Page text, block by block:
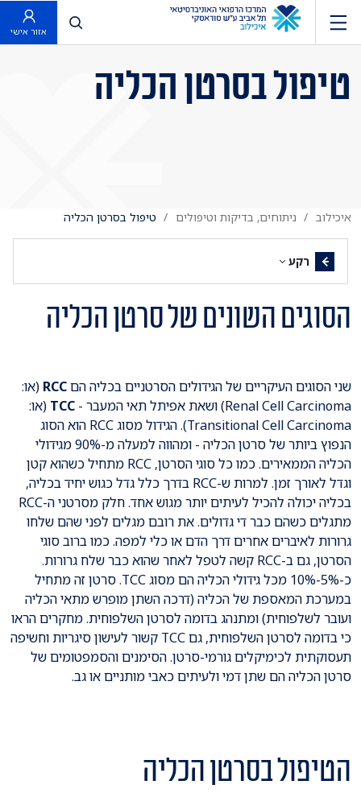
פתח חיפוש
אזור אישי
טיפול בסרטן הכליה
איכילוב ניתוחים, בדיקות וטיפולים טיפול בסרטן הכליה
רקע
הסוגים השונים של סרטן הכליה
שני הסוגים העיקריים של הגידולים הסרטניים בכליה הםRCC (או:
Renal Cell Carcinoma) ושאת אפיתל תאי המעבר -
TCC (או:
Transitional Cell Carcinoma). הגידול מסוג RCC הוא הסוג
הנפוץ ביותר של סרטן הכליה - ומהווה למעלה מ-90% מגידולי
הכליה הממאירים. כמו כל סוגי הסרטן, RCC מתחיל כשהוא קטן
וגדל לאורך זמן. למרות ש-RCC בדרך כלל גדל כגוש יחיד בכליה,
בכליה יכולה להכיל לעיתים יותר מגוש אחד. חלק מסרטני ה-RCC
מתגלים כשהם כבר די גדולים. את רובם מגלים לפני שהם שלחו
גרורות לאיברים אחרים דרך הדם או כלי למפה. כמו ברוב סוגי
הסרטן, גם ב-RCC קשה לטפל לאחר שהוא כבר שלח גרורות.
כ-5%-10% מכל גידולי הכליה הם מסוג TCC. סרטן זה מתחיל
במערכת המאספת של הכליה (דרכה השתן מופרש מתאי הכליה
ועובר לשלפוחית) ומתנהג בדומה לסרטן השלפוחית. מחקרים הראו
כי בדומה לסרטן השלפוחית, גם TCC קשור לעישון סיגריות וחשיפה
תעסוקתית לכימיקלים גורמי-סרטן. הסימנים והסמפטומים של
סרטן הכליה הם שתן דמי ולעיתים כאבי מותניים או גב.
הטיפול בסרטן הכליה